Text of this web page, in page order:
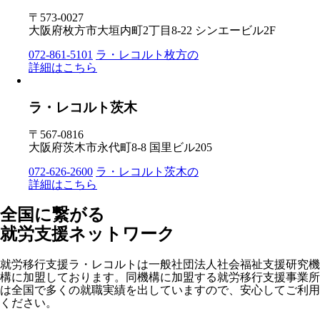
〒573-0027
大阪府枚方市大垣内町2丁目8-22 シンエービル2F
072-861-5101 ラ・レコルト枚方の
詳細はこちら
ラ・レコルト茨木
〒567-0816
大阪府茨木市永代町8-8 国里ビル205
072-626-2600 ラ・レコルト茨木の
詳細はこちら
全国に繋がる
就労支援ネットワーク
就労移行支援ラ・レコルトは一般社団法人社会福祉支援研究機
構に加盟しております。同機構に加盟する就労移行支援事業所
は全国で多くの就職実績を出していますので、安心してご利用
ください。